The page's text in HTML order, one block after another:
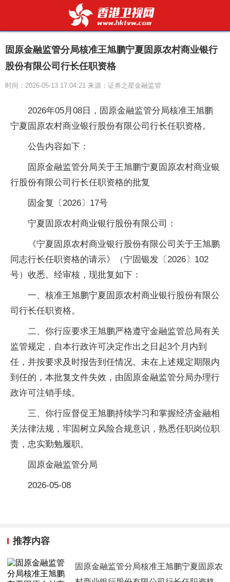
固原金融监管分局核准王旭鹏宁夏固原农村商业银行
股份有限公司行长任职资格
时间：2026-05-13 17:04:21 来源：证券之星金融监管
2026年05月08日，固原金融监管分局核准王旭鹏
宁夏固原农村商业银行股份有限公司行长任职资格。
公告内容如下：
固原金融监管分局关于王旭鹏宁夏固原农村商业银
行股份有限公司行长任职资格的批复
固金复〔2026〕17号
宁夏固原农村商业银行股份有限公司：
《宁夏固原农村商业银行股份有限公司关于王旭鹏
同志行长任职资格的请示》（宁固银发〔2026〕102
号）收悉。经审核，现批复如下：
一、核准王旭鹏宁夏固原农村商业银行股份有限公
司行长任职资格。
二、你行应要求王旭鹏严格遵守金融监管总局有关
监管规定，自本行政许可决定作出之日起3个月内到
任，并按要求及时报告到任情况。未在上述规定期限内
到任的，本批复文件失效，由固原金融监管分局办理行
政许可注销手续。
三、你行应督促王旭鹏持续学习和掌握经济金融相
关法律法规，牢固树立风险合规意识，熟悉任职岗位职
责，忠实勤勉履职。
固原金融监管分局
2026-05-08
推荐内容
固原金融监管分局核准王旭鹏宁夏固原农